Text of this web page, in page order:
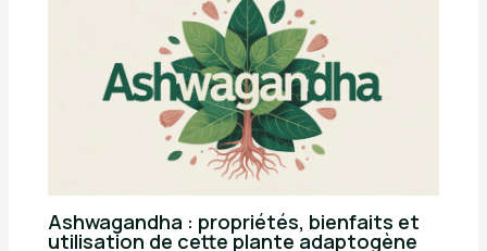
Ashwagandha : propriétés, bienfaits et
utilisation de cette plante adaptogène